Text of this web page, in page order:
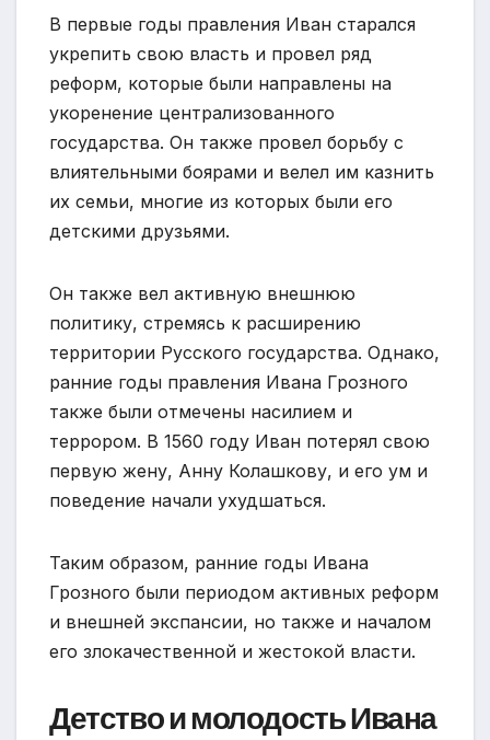
В первые годы правления Иван старался
укрепить свою власть и провел ряд
реформ, которые были направлены на
укоренение централизованного
государства. Он также провел борьбу с
влиятельными боярами и велел им казнить
их семьи, многие из которых были его
детскими друзьями.
Он также вел активную внешнюю
политику, стремясь к расширению
территории Русского государства. Однако,
ранние годы правления Ивана Грозного
также были отмечены насилием и
террором. В 1560 году Иван потерял свою
первую жену, Анну Колашкову, и его ум и
поведение начали ухудшаться.
Таким образом, ранние годы Ивана
Грозного были периодом активных реформ
и внешней экспансии, но также и началом
его злокачественной и жестокой власти.
Детство и молодость Ивана